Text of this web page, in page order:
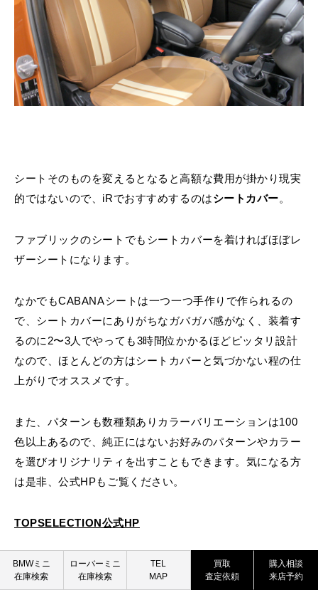
シートそのものを変えるとなると高額な費用が掛かり現実
的ではないので、iRでおすすめするのはシートカバー。
ファブリックのシートでもシートカバーを着ければほぼレ
ザーシートになります。
なかでもCABANAシート は一つ一つ手作りで作られるの
で、シートカバーにありがちなガバガバ感がなく、装着す
るのに2〜3人でやっても3時間位かかるほどピッタリ設計
なので、ほとんどの方はシートカバーと気づかない程の仕
上がりでオススメです。
また、パターンも数種類ありカラーバリエーションは100
色以上あるので、純正にはないお好みのパターンやカラー
を選びオリジナリティを出すこともできます。気になる方
は是非、公式HPもご覧ください。
TOPSELECTION公式HP
BMWミニ
在庫検索
ローバーミニ
在庫検索
TEL
MAP
買取
査定依頼
購入相談
来店予約
買取査定依頼
ROVER MINI
買取査定依頼